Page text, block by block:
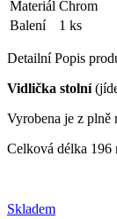
Materiál Chrom
Balení
1 ks
Detailní Popis
Vidlička stolní
Vyrobena je z plně
Celková délka 196
Skladem